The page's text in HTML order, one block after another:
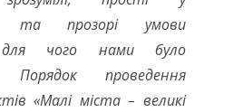
та прозорі умови
для чого нами було
Порядок проведення
«Малі міста – великі